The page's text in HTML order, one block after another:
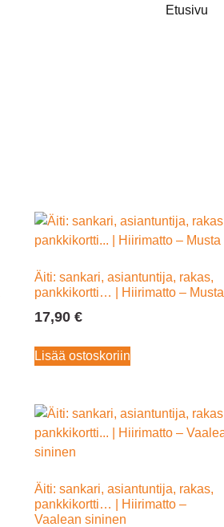
Etusivu
Äiti: sankari, asiantuntija, rakas,
pankkikortti… | Hiirimatto – Musta
17,90€
Lisää ostoskoriin
Äiti: sankari, asiantuntija, rakas,
pankkikortti… | Hiirimatto –
Vaalean sininen